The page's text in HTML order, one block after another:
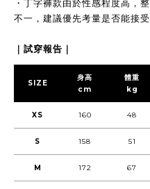
・丁字褲款由於性感程度高，
不一，建議優先考量是否能接
｜試穿報告｜
SIZE
身高
cm
體重
kg
XS 160 48
S 158 51
M 172 67